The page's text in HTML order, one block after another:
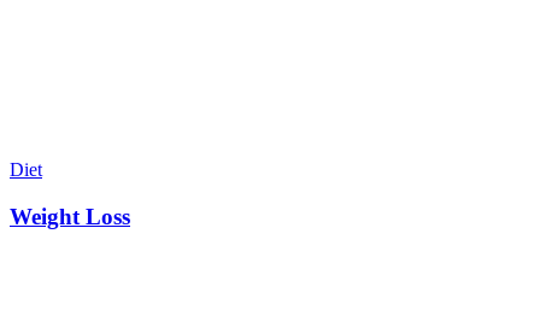
Diet
Weight Loss